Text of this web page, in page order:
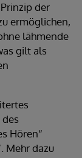
der
ermöglichen,
lähmende
gilt als
Hören“
Mehr dazu